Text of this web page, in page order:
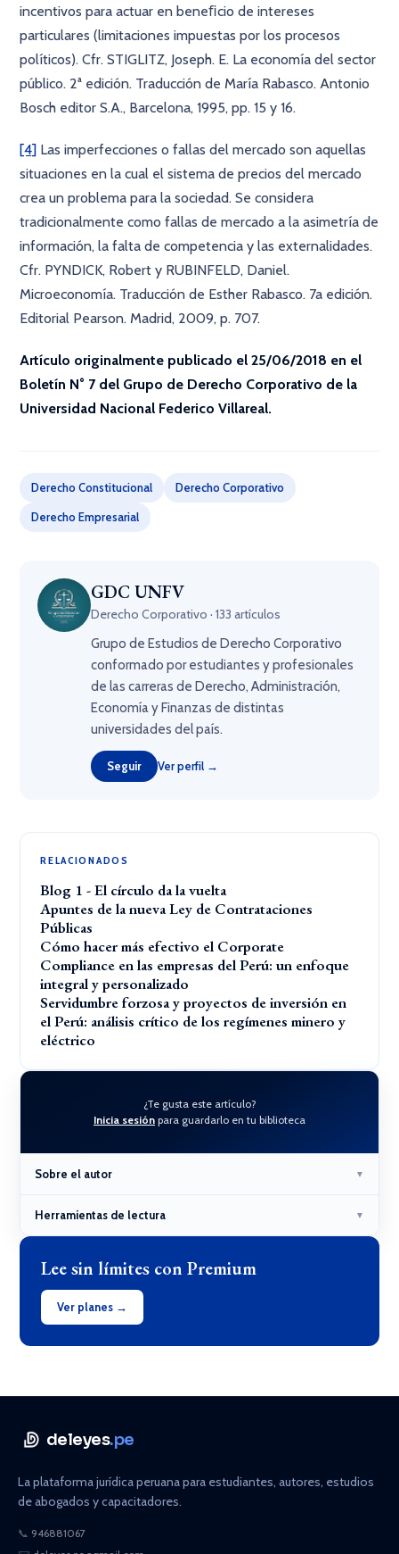
incentivos para actuar en beneﬁcio de intereses
particulares (limitaciones impuestas por los procesos
políticos). Cfr. STIGLITZ, Joseph. E. La economía del sector
público. 2ª edición. Traducción de María Rabasco. Antonio
Bosch editor S.A., Barcelona, 1995, pp. 15 y 16.
[4] Las imperfecciones o fallas del mercado son aquellas
situaciones en la cual el sistema de precios del mercado
crea un problema para la sociedad. Se considera
tradicionalmente como fallas de mercado a la asimetría de
información, la falta de competencia y las externalidades.
Cfr. PYNDICK, Robert y RUBINFELD, Daniel.
Microeconomía. Traducción de Esther Rabasco. 7a edición.
Editorial Pearson. Madrid, 2009, p. 707.
Artículo originalmente publicado el 25/06/2018 en el
Boletín N° 7 del Grupo de Derecho Corporativo de la
Universidad Nacional Federico Villareal.
Derecho Constitucional Derecho Corporativo
Derecho Empresarial
GDC UNFV
Derecho Corporativo · 133 artículos
Grupo de Estudios de Derecho Corporativo
conformado por estudiantes y profesionales
de las carreras de Derecho, Administración,
Economía y Finanzas de distintas
universidades del país.
Seguir Ver perfil →
RELACIONADOS
Blog 1 - El círculo da la vuelta
Apuntes de la nueva Ley de Contrataciones
Públicas
Cómo hacer más efectivo el Corporate
Compliance en las empresas del Perú: un enfoque
integral y personalizado
Servidumbre forzosa y proyectos de inversión en
el Perú: análisis crítico de los regímenes minero y
eléctrico
¿Te gusta este artículo?
Inicia sesión para guardarlo en tu biblioteca
Sobre el autor ▼
Herramientas de lectura ▼
Lee sin límites con Premium
Ver planes →
deleyes.pe
La plataforma jurídica peruana para estudiantes, autores, estudios
de abogados y capacitadores.
📞 946881067